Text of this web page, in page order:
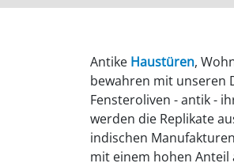
Antike Haustüren,
bewahren mit unseren
Fensteroliven - antik -
werden die Replikate
indischen
mit einem hohen Anteil